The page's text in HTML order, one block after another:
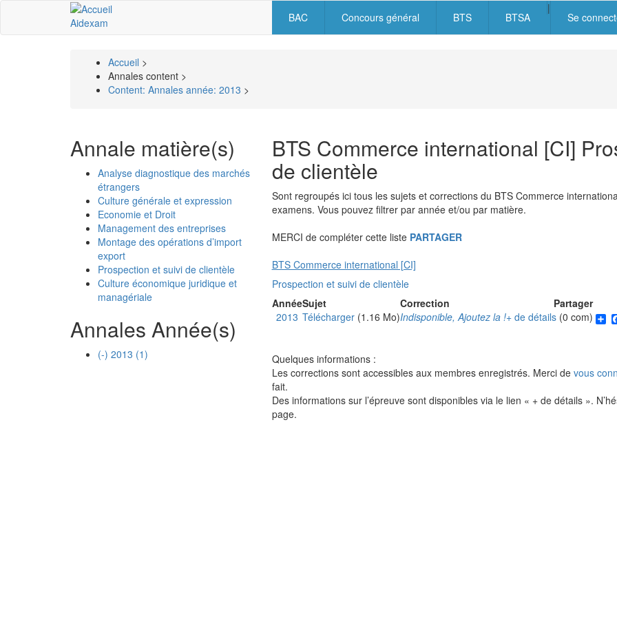
contenu
Aidexam Navigation
BAC Concours général BTS BTSA
|
Se
Fil
d'Ariane
Accueil >
Annales content >
Content: Annales année: 2013 >
Annale matière(s)
Analyse diagnostique des marchés
étrangers
Culture générale et expression
Economie et Droit
Management des entreprises
Montage des opérations d’import
export
Prospection et suivi de clientèle
Culture économique juridique et
managériale
Annales Année(s)
(-) 2013 (1)
BTS Commerce international [CI]
de clientèle
Sont regroupés ici tous les sujets et corrections du BTS Commerce
examens. Vous pouvez filtrer par année et/ou par matière.
MERCI de compléter cette liste PARTAGER
BTS Commerce international [CI]
Prospection et suivi de clientèle
AnnéeSujet Correction
Partager
2013 Télécharger (1.16 Mo)Indisponible, Ajoutez la !+ de détails (0 com)
Quelques informations :
Les corrections sont accessibles aux membres enregistrés. Merci de vous
fait.
Des informations sur l’épreuve sont disponibles via le lien « + de détails ».
page.